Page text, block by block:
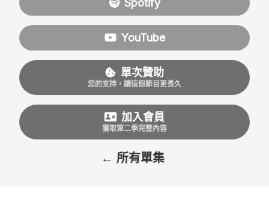
Spotify
YouTube
單次贊助
您的支持，讓這個節目更長久
加入會員
獲取第二季完整內容
← 所有單集